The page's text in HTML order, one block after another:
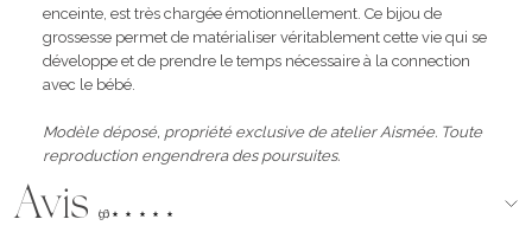
enceinte, est très chargée émotionnellement. Ce bijou de
grossesse permet de matérialiser véritablement cette vie qui se
développe et de prendre le temps nécessaire à la connection
avec le bébé.
Modèle déposé, propriété exclusive de atelier Aismée. Toute
reproduction engendrera des poursuites.
Avis (96)